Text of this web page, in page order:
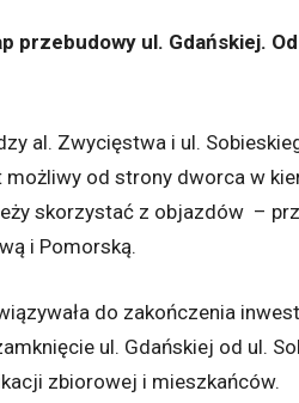
przebudowy ul. Gdańskiej.
al. Zwycięstwa i ul.
od strony dworca w
skorzystać z objazdów –
i Pomorską.
do zakończenia
ul. Gdańskiej od ul.
zbiorowej i mieszkańców.